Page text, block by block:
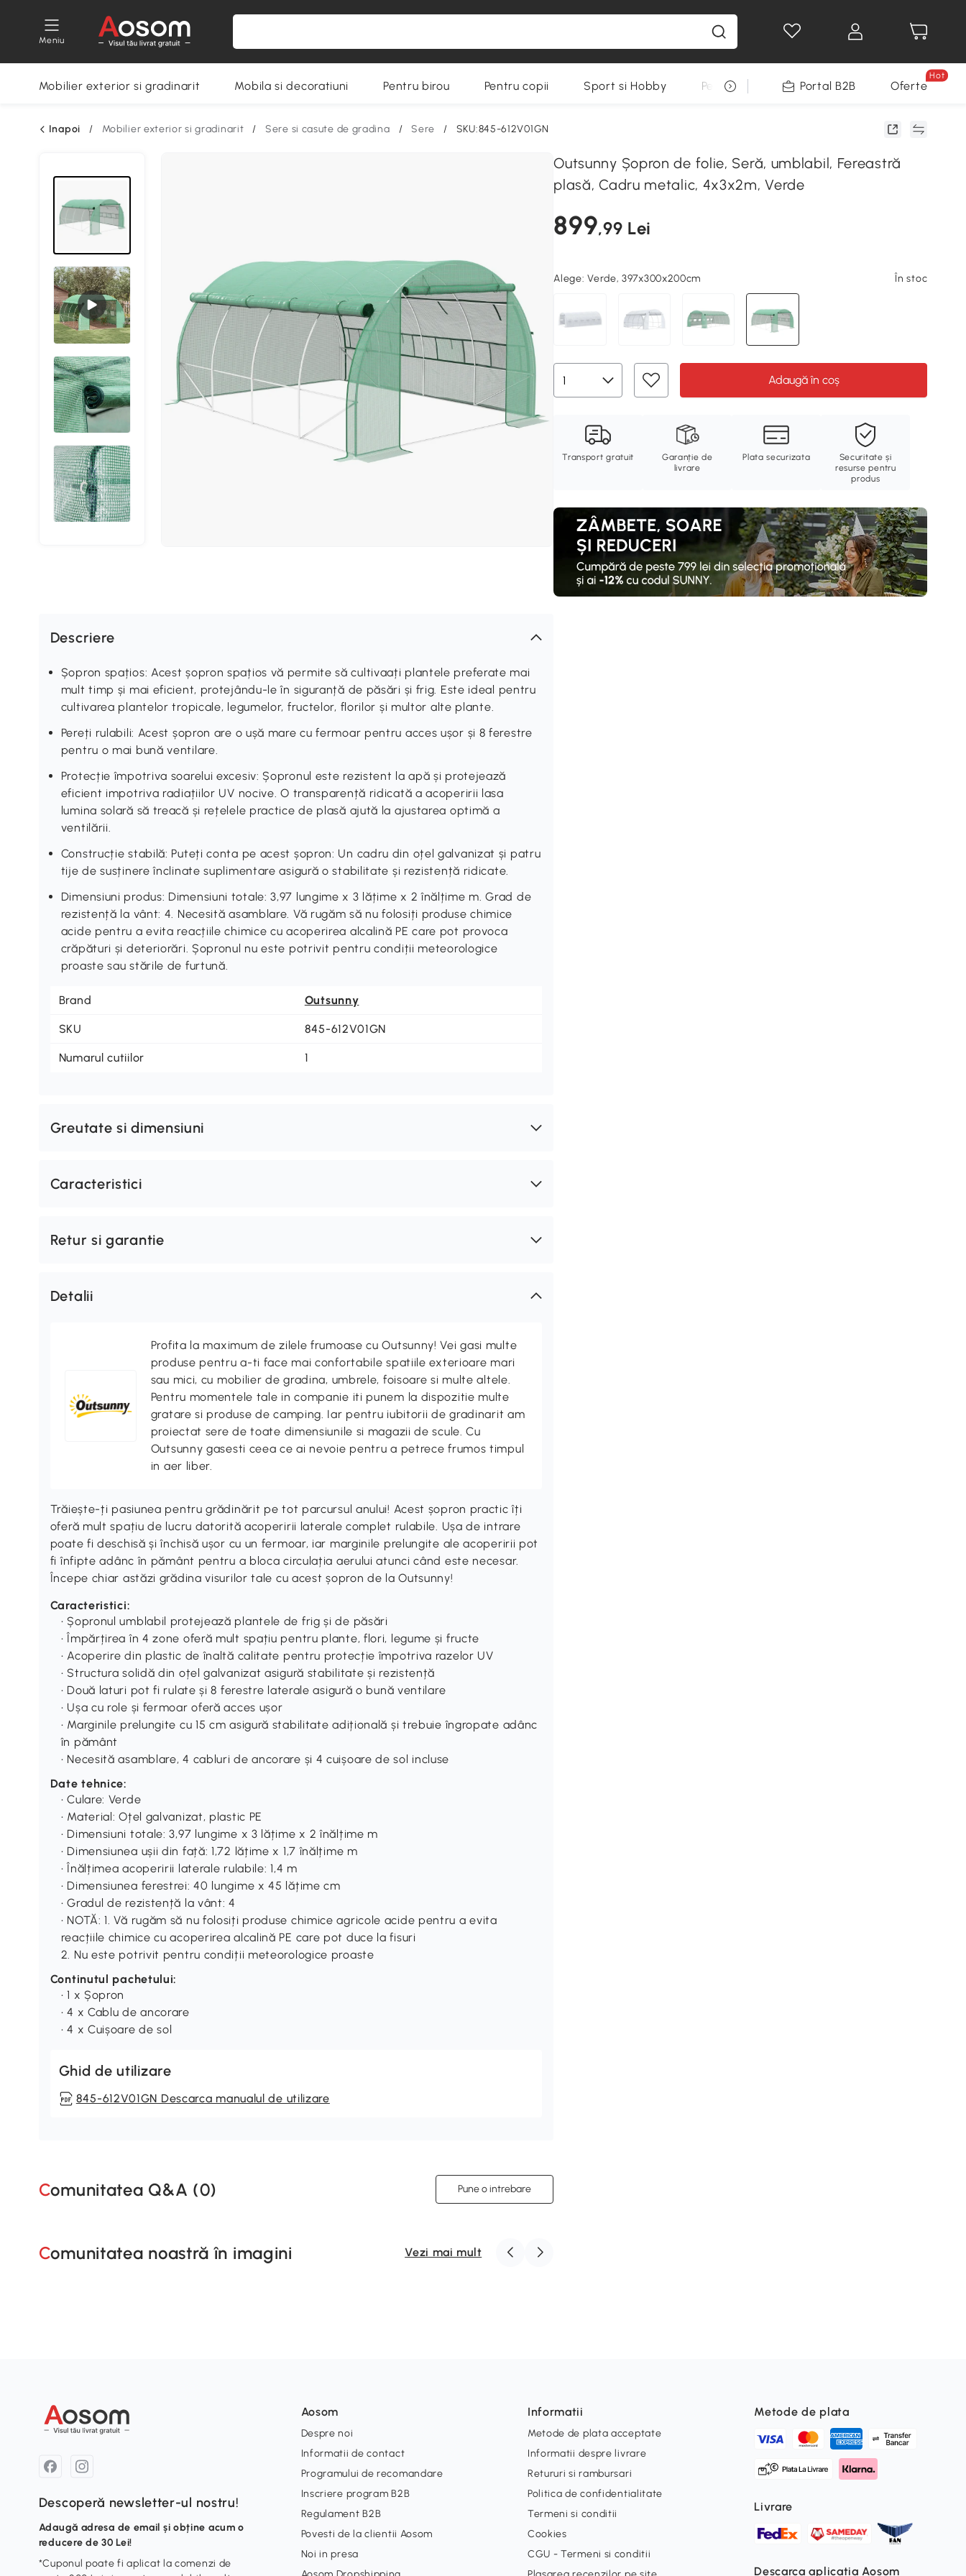
Meniu
Mobilier exterior si gradinarit Mobila si decoratiuni Pentru birou Pentru copii Sport si Hobby Pentru animale Decoratiuni Sarbatori
Portal B2B Oferte
Hot
Inapoi / Mobilier exterior si gradinarit / Sere si casute de gradina / Sere / SKU:845-612V01GN
Outsunny Șopron de folie, Seră, umblabil, Fereastră
plasă, Cadru metalic, 4x3x2m, Verde
899,99 Lei
Alege:Verde, 397x300x200cm În stoc
Adaugă în coș
Transport gratuit
Garanție de
livrare
Plata securizata
Securitate și
resurse pentru
produs
Descriere
Șopron spațios: Acest șopron spațios vă permite să cultivaați plantele preferate mai
mult timp și mai eficient, protejându-le în siguranță de păsări și frig. Este ideal pentru
cultivarea plantelor tropicale, legumelor, fructelor, florilor și multor alte plante.
Pereți rulabili: Acest șopron are o ușă mare cu fermoar pentru acces ușor și 8 ferestre
pentru o mai bună ventilare.
Protecție împotriva soarelui excesiv: Șopronul este rezistent la apă și protejează
eficient impotriva radiațiilor UV nocive. O transparență ridicată a acoperirii lasa
lumina solară să treacă și rețelele practice de plasă ajută la ajustarea optimă a
ventilării.
Construcție stabilă: Puteți conta pe acest șopron: Un cadru din oțel galvanizat și patru
tije de susținere înclinate suplimentare asigură o stabilitate și rezistență ridicate.
Dimensiuni produs: Dimensiuni totale: 3,97 lungime x 3 lățime x 2 înălțime m. Grad de
rezistență la vânt: 4. Necesită asamblare. Vă rugăm să nu folosiți produse chimice
acide pentru a evita reacțiile chimice cu acoperirea alcalină PE care pot provoca
crăpături și deteriorări. Șopronul nu este potrivit pentru condiții meteorologice
proaste sau stările de furtună.
Brand Outsunny
SKU 845-612V01GN
Numarul cutiilor 1
Greutate si dimensiuni
Caracteristici
Retur si garantie
Detalii
Profita la maximum de zilele frumoase cu Outsunny! Vei gasi multe
produse pentru a-ti face mai confortabile spatiile exterioare mari
sau mici, cu mobilier de gradina, umbrele, foisoare si multe altele.
Pentru momentele tale in companie iti punem la dispozitie multe
gratare si produse de camping. Iar pentru iubitorii de gradinarit am
proiectat sere de toate dimensiunile si magazii de scule. Cu
Outsunny gasesti ceea ce ai nevoie pentru a petrece frumos timpul
in aer liber.
Trăiește-ți pasiunea pentru grădinărit pe tot parcursul anului! Acest șopron practic îți
oferă mult spațiu de lucru datorită acoperirii laterale complet rulabile. Ușa de intrare
poate fi deschisă și închisă ușor cu un fermoar, iar marginile prelungite ale acoperirii pot
fi înfipte adânc în pământ pentru a bloca circulația aerului atunci când este necesar.
Începe chiar astăzi grădina visurilor tale cu acest șopron de la Outsunny!
Caracteristici:
• Șopronul umblabil protejează plantele de frig și de păsări
• Împărțirea în 4 zone oferă mult spațiu pentru plante, flori, legume și fructe
• Acoperire din plastic de înaltă calitate pentru protecție împotriva razelor UV
• Structura solidă din oțel galvanizat asigură stabilitate și rezistență
• Două laturi pot fi rulate și 8 ferestre laterale asigură o bună ventilare
• Ușa cu role și fermoar oferă acces ușor
• Marginile prelungite cu 15 cm asigură stabilitate adițională și trebuie îngropate adânc
în pământ
• Necesită asamblare, 4 cabluri de ancorare și 4 cuișoare de sol incluse
Date tehnice:
• Culare: Verde
• Material: Oțel galvanizat, plastic PE
• Dimensiuni totale: 3,97 lungime x 3 lățime x 2 înălțime m
• Dimensiunea ușii din față: 1,72 lățime x 1,7 înălțime m
• Înălțimea acoperirii laterale rulabile: 1,4 m
• Dimensiunea ferestrei: 40 lungime x 45 lățime cm
• Gradul de rezistență la vânt: 4
• NOTĂ: 1. Vă rugăm să nu folosiți produse chimice agricole acide pentru a evita
reacțiile chimice cu acoperirea alcalină PE care pot duce la fisuri
2. Nu este potrivit pentru condiții meteorologice proaste
Continutul pachetului:
• 1 x Șopron
• 4 x Cablu de ancorare
• 4 x Cuișoare de sol
Ghid de utilizare
845-612V01GN Descarca manualul de utilizare
Comunitatea Q&A (0) Pune o intrebare
Comunitatea noastră în imagini Vezi mai mult
Descoperă newsletter-ul nostru!
Adaugă adresa de email și obține acum o
reducere de 30 Lei!
*Cuponul poate fi aplicat la comenzi de
Aosom
Despre noi
Informatii de contact
Programului de recomandare
Inscriere program B2B
Regulament B2B
Povesti de la clientii Aosom
Noi in presa
Informatii
Metode de plata acceptate
Informatii despre livrare
Retururi si rambursari
Politica de confidentialitate
Termeni si conditii
Cookies
CGU - Termeni si conditii
Metode de plata
Livrare
Descarca aplicatia Aosom